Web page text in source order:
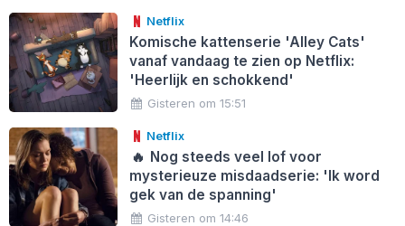
Netflix
Komische kattenserie 'Alley Cats'
vanaf vandaag te zien op Netflix:
'Heerlijk en schokkend'
Gisteren om 15:51
Netflix
🔥 Nog steeds veel lof voor
mysterieuze misdaadserie: 'Ik word
gek van de spanning'
Gisteren om 14:46